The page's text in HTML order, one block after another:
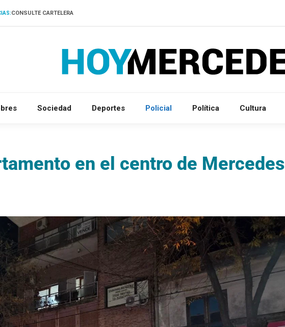
CONSULTE CARTELERA
Sociedad Deportes Policial Política Cultura
en el centro de Mercedes